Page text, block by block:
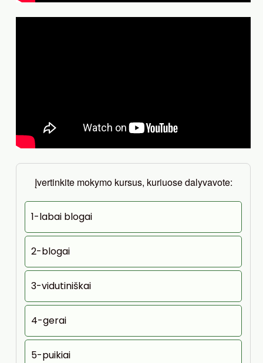
Įvertinkite mokymo kursus, kuriuose dalyvavote:
1-labai blogai
2-blogai
3-vidutiniškai
4-gerai
5-puikiai